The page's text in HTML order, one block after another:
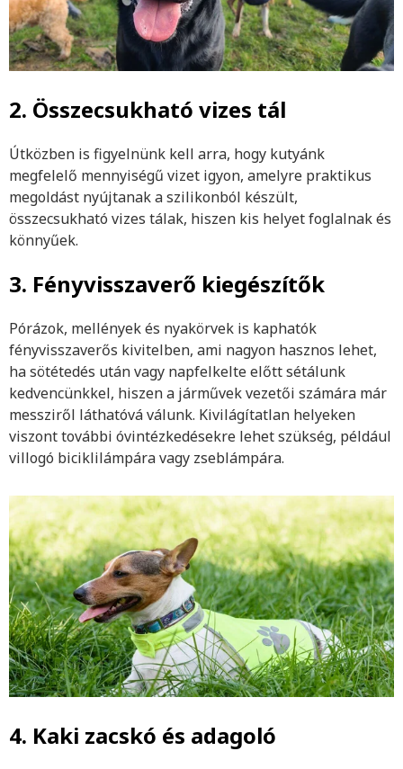
2. Összecsukható vizes tál
Útközben is figyelnünk kell arra, hogy kutyánk
megfelelő mennyiségű vizet igyon, amelyre praktikus
megoldást nyújtanak a szilikonból készült,
összecsukható vizes tálak, hiszen kis helyet foglalnak és
könnyűek.
3. Fényvisszaverő kiegészítők
Pórázok, mellények és nyakörvek is kaphatók
fényvisszaverős kivitelben, ami nagyon hasznos lehet,
ha sötétedés után vagy napfelkelte előtt sétálunk
kedvencünkkel, hiszen a járművek vezetői számára már
messziről láthatóvá válunk. Kivilágítatlan helyeken
viszont további óvintézkedésekre lehet szükség, például
villogó biciklilámpára vagy zseblámpára.
4. Kaki zacskó és adagoló